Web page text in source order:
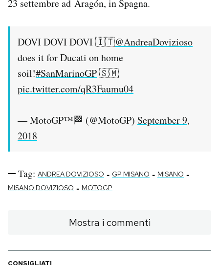
23 settembre ad Aragón, in Spagna.
DOVI DOVI DOVI 🇮🇹@AndreaDovizioso
does it for Ducati on home
soil!#SanMarinoGP🇸🇲
pic.twitter.com/qR3Faumu04
— MotoGP™🏁 (@MotoGP) September 9,
2018
Tag: ANDREA DOVIZIOSO - GP MISANO - MISANO -
MISANO DOVIZIOSO - MOTOGP
Mostra i commenti